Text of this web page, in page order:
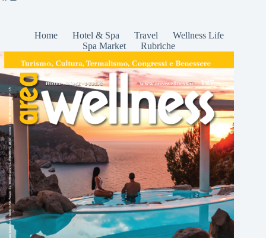
Home Hotel & Spa Travel
Wellness Life
Spa Market
Rubriche